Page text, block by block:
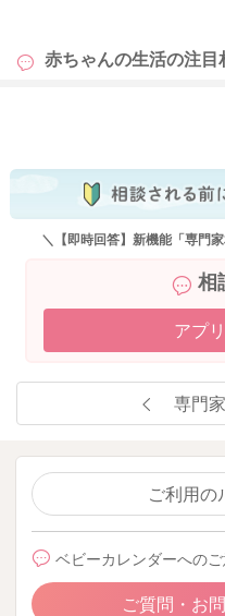
も
赤ちゃんの生活の注目
も
＼【即時回答】新機能「専門
相
アプ
専門
ご利用の
ベビーカレンダーへの
ご質問・お